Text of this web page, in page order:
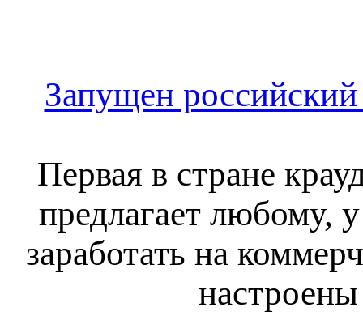
Запущен
Первая в стране
предлагает любому,
заработать на